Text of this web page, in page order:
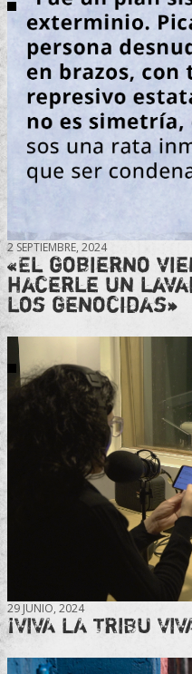
2 SEPTIEMBRE, 2024
«El gobierno
hacerle un
los genocidas»
29 JUNIO, 2024
¡VIVA LA TRIBU